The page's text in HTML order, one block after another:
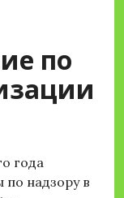
по
года
надзору в